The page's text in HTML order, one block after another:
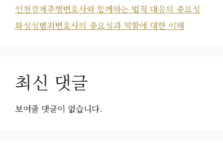
인천강제추행변호사와 함께하는 법적 대응의 중요성
화성성범죄변호사의 중요성과 역할에 대한 이해
최신 댓글
보여줄 댓글이 없습니다.